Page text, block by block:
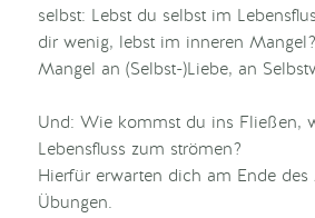
selbst: Lebst du selbst im
dir wenig, lebst im inneren Mangel?
Mangel an (Selbst-)Liebe, an
Und: Wie kommst du ins Fließen,
Lebensfluss zum strömen?
Hierfür erwarten dich am Ende des
Übungen.